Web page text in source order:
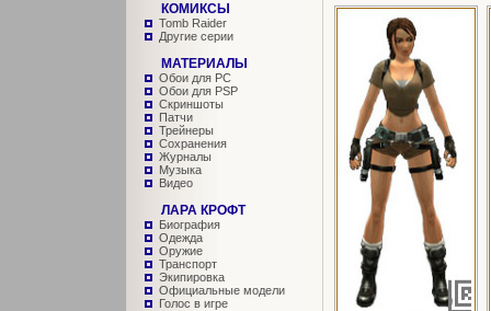
КОМИКСЫ
Tomb Raider
Другие серии
МАТЕРИАЛЫ
Обои для PC
Обои для PSP
Скриншоты
Патчи
Трейнеры
Сохранения
Журналы
Музыка
Видео
ЛАРА КРОФТ
Биография
Одежда
Оружие
Транспорт
Экипировка
Официальные модели
Голос в игре